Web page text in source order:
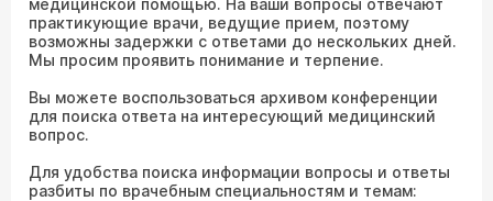
медицинской помощью. На ваши вопросы отвечают
практикующие врачи, ведущие прием, поэтому
возможны задержки с ответами до нескольких дней.
Мы просим проявить понимание и терпение.
Вы можете воспользоваться архивом конференции
для поиска ответа на интересующий медицинский
вопрос.
Для удобства поиска информации вопросы и ответы
разбиты по врачебным специальностям и темам: